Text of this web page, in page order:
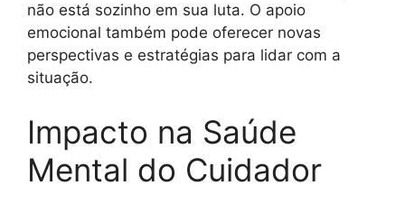
não está sozinho em sua luta. O apoio
emocional também pode oferecer novas
perspectivas e estratégias para lidar com a
situação.
Impacto na Saúde
Mental do Cuidador